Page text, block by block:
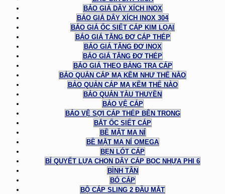
BÁO GIÁ DÂY XÍCH INOX
BÁO GIÁ DÂY XÍCH INOX 304
BÁO GIÁ ỐC SIẾT CÁP KIM LOẠI
BÁO GIÁ TĂNG ĐƠ CÁP THÉP
BÁO GIÁ TĂNG ĐƠ INOX
BÁO GIÁ TĂNG ĐƠ THÉP
BÁO GIÁ THEO BẢNG TRA CÁP
BẢO QUẢN CÁP MẠ KẼM NHƯ THẾ NÀO
BẢO QUẢN CÁP MẠ KẼM THẾ NÀO
BẢO QUẢN TÀU THUYỀN
BẢO VỆ CÁP
BẢO VỆ SỢI CÁP THÉP BÊN TRONG
BẮT ỐC SIẾT CÁP
BỀ MẶT MA NÍ
BỀ MẶT MA NÍ OMEGA
BẸN LÓT CÁP
BÍ QUYẾT LỰA CHỌN DÂY CÁP BỌC NHỰA PHI 6
BÌNH TÂN
BÓ CÁP
BỘ CÁP SLING 2 ĐẦU MẮT